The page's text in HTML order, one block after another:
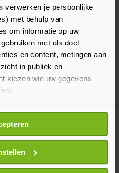
verwerken je persoonlijke
met behulp van
om informatie op uw
met als doel
en content, metingen aan
in publiek en
kiezen wie uw gegevens
ook graag:
over uw geografische
meter nauwkeurig kan zijn
door het actief te
eigenschappen (fingerprinting)
Sevilla